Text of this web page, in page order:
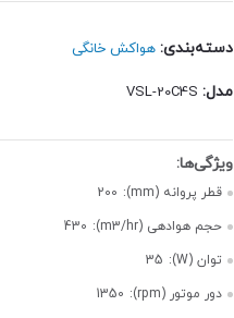
دسته‌بندی: هواکش خانگی
مدل:
قطر پروانه (mm):
200
حجم هوادهی (m3/hr):
430
توان (W):
35
دور موتور (rpm):
1350